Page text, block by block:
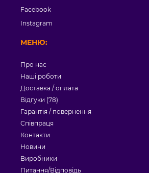
МЕНЮ:
Про нас
Наші роботи
Доставка / оплата
Відгуки (78)
Гарантія / повернення
Співпраця
Контакти
Новини
Виробники
Питання/Відповідь
Facebook
Instagram